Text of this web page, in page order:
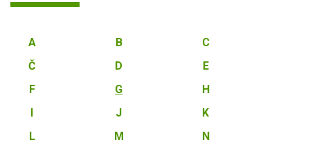
A B
C
Č
D
E
F
G
H
I
J
K
L
M
N